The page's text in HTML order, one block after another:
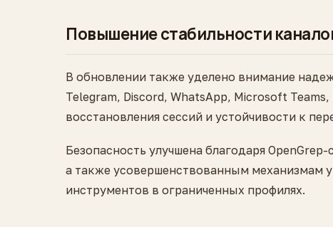
Повышение стабильности
В обновлении также уделено внимание
Telegram, Discord, WhatsApp, Microsoft
восстановления сессий и устойчивости к
Безопасность улучшена благодаря
а также усовершенствованным механизмам
инструментов в ограниченных профилях.